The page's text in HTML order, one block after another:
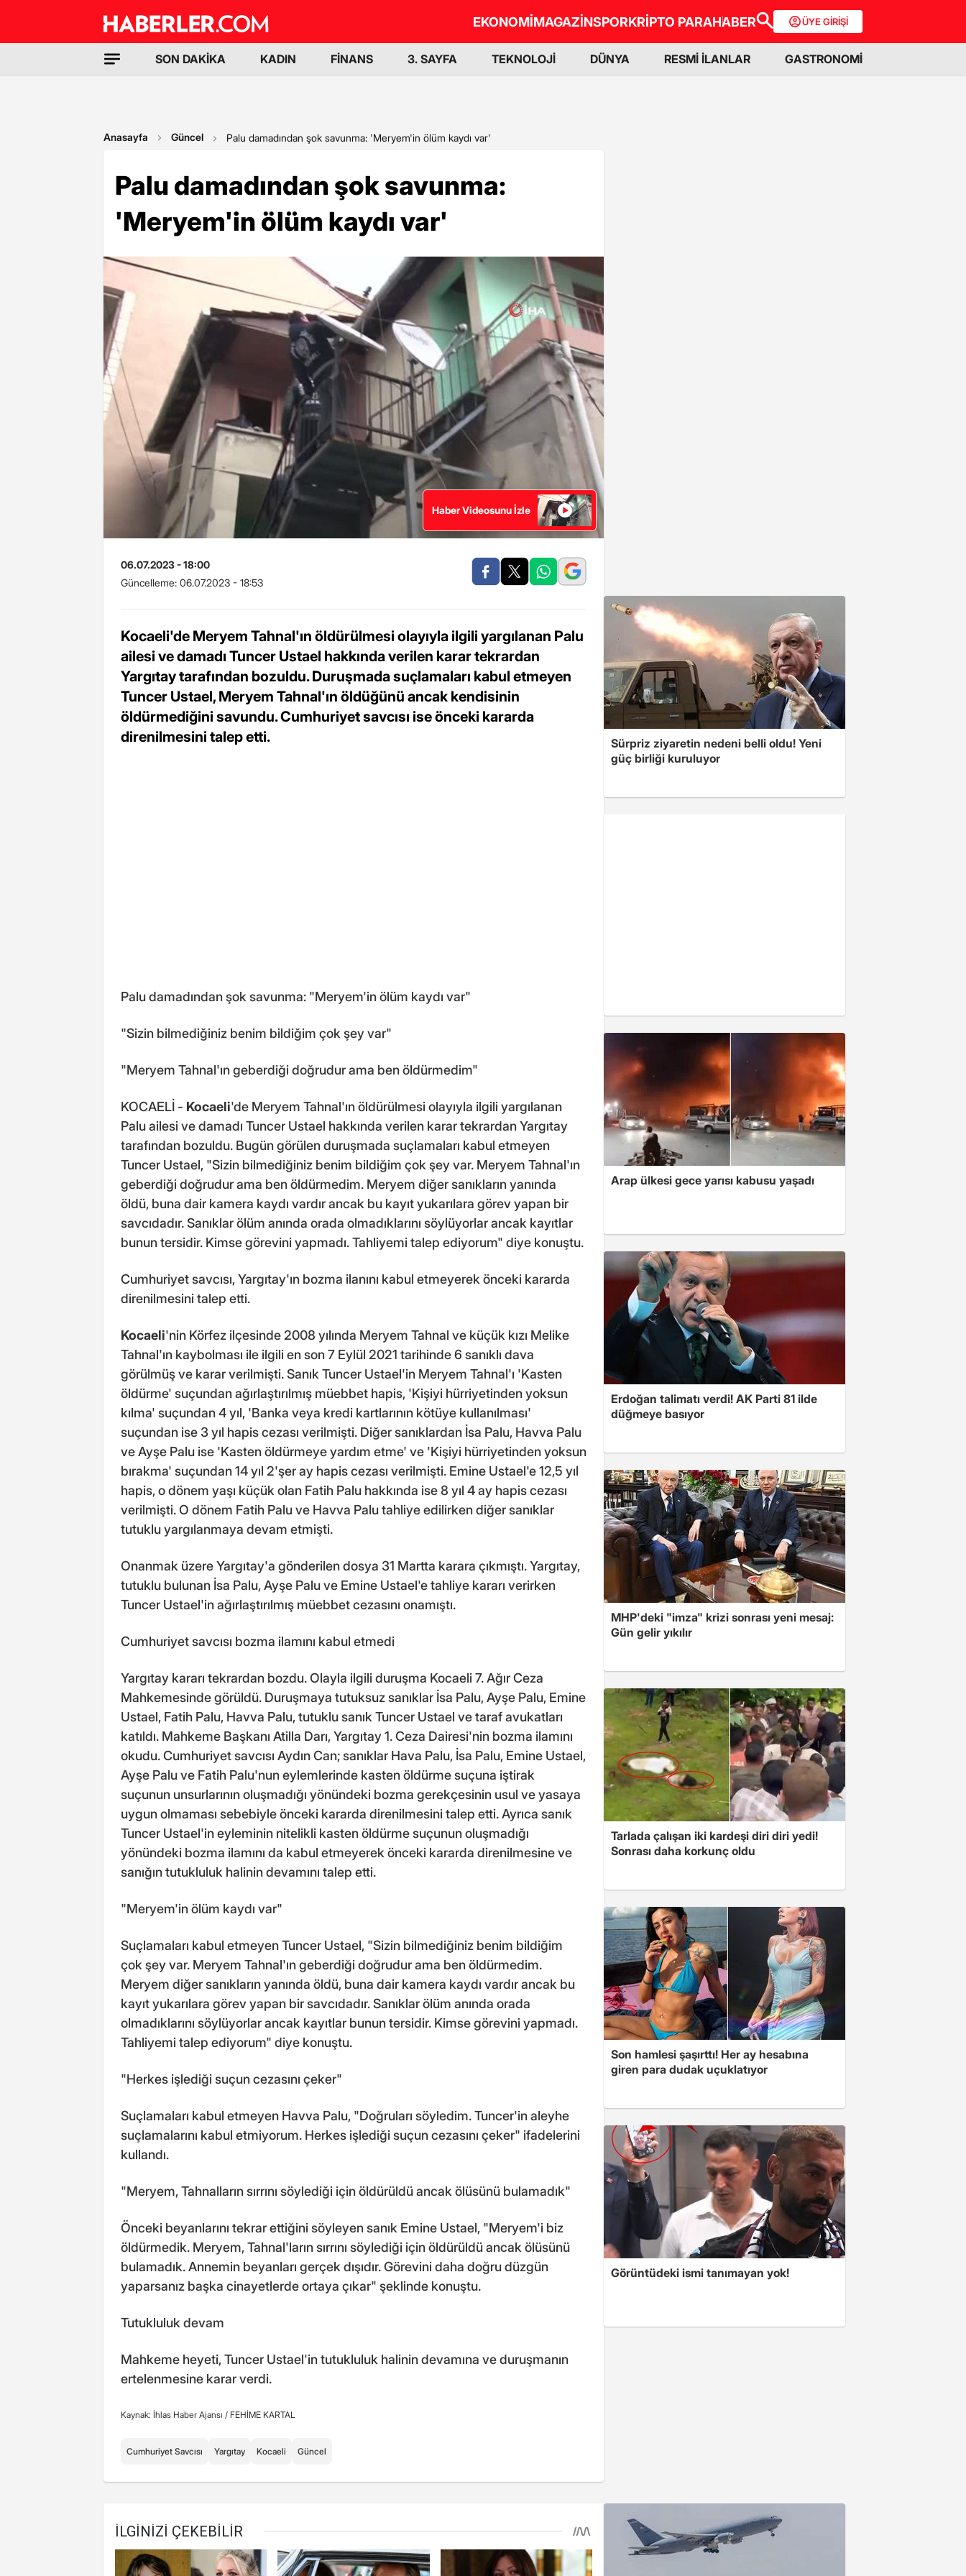
EKONOMİMAGAZİNSPORKRİPTO PARAHABER ÜYE GİRİŞİ
SON DAKİKA KADIN FİNANS 3. SAYFA TEKNOLOJİ DÜNYA RESMİ İLANLAR GASTRONOMİ
Anasayfa Güncel Palu damadından şok savunma: 'Meryem'in ölüm kaydı var'
Palu damadından şok savunma:
'Meryem'in ölüm kaydı var'
Haber Videosunu İzle
06.07.2023 - 18:00
Güncelleme: 06.07.2023 - 18:53
Kocaeli'de Meryem Tahnal'ın öldürülmesi olayıyla ilgili yargılanan Palu
ailesi ve damadı Tuncer Ustael hakkında verilen karar tekrardan
Yargıtay tarafından bozuldu. Duruşmada suçlamaları kabul etmeyen
Tuncer Ustael, Meryem Tahnal'ın öldüğünü ancak kendisinin
öldürmediğini savundu. Cumhuriyet savcısı ise önceki kararda
direnilmesini talep etti.
Palu damadından şok savunma: "Meryem'in ölüm kaydı var"
"Sizin bilmediğiniz benim bildiğim çok şey var"
"Meryem Tahnal'ın geberdiği doğrudur ama ben öldürmedim"
KOCAELİ - Kocaeli'de Meryem Tahnal'ın öldürülmesi olayıyla ilgili yargılanan
Palu ailesi ve damadı Tuncer Ustael hakkında verilen karar tekrardan Yargıtay
tarafından bozuldu. Bugün görülen duruşmada suçlamaları kabul etmeyen
Tuncer Ustael, "Sizin bilmediğiniz benim bildiğim çok şey var. Meryem Tahnal'ın
geberdiği doğrudur ama ben öldürmedim. Meryem diğer sanıkların yanında
öldü, buna dair kamera kaydı vardır ancak bu kayıt yukarılara görev yapan bir
savcıdadır. Sanıklar ölüm anında orada olmadıklarını söylüyorlar ancak kayıtlar
bunun tersidir. Kimse görevini yapmadı. Tahliyemi talep ediyorum" diye konuştu.
Cumhuriyet savcısı, Yargıtay'ın bozma ilanını kabul etmeyerek önceki kararda
direnilmesini talep etti.
Kocaeli'nin Körfez ilçesinde 2008 yılında Meryem Tahnal ve küçük kızı Melike
Tahnal'ın kaybolması ile ilgili en son 7 Eylül 2021 tarihinde 6 sanıklı dava
görülmüş ve karar verilmişti. Sanık Tuncer Ustael'in Meryem Tahnal'ı 'Kasten
öldürme' suçundan ağırlaştırılmış müebbet hapis, 'Kişiyi hürriyetinden yoksun
kılma' suçundan 4 yıl, 'Banka veya kredi kartlarının kötüye kullanılması'
suçundan ise 3 yıl hapis cezası verilmişti. Diğer sanıklardan İsa Palu, Havva Palu
ve Ayşe Palu ise 'Kasten öldürmeye yardım etme' ve 'Kişiyi hürriyetinden yoksun
bırakma' suçundan 14 yıl 2'şer ay hapis cezası verilmişti. Emine Ustael'e 12,5 yıl
hapis, o dönem yaşı küçük olan Fatih Palu hakkında ise 8 yıl 4 ay hapis cezası
verilmişti. O dönem Fatih Palu ve Havva Palu tahliye edilirken diğer sanıklar
tutuklu yargılanmaya devam etmişti.
Onanmak üzere Yargıtay'a gönderilen dosya 31 Martta karara çıkmıştı. Yargıtay,
tutuklu bulunan İsa Palu, Ayşe Palu ve Emine Ustael'e tahliye kararı verirken
Tuncer Ustael'in ağırlaştırılmış müebbet cezasını onamıştı.
Cumhuriyet savcısı bozma ilamını kabul etmedi
Yargıtay kararı tekrardan bozdu. Olayla ilgili duruşma Kocaeli 7. Ağır Ceza
Mahkemesinde görüldü. Duruşmaya tutuksuz sanıklar İsa Palu, Ayşe Palu, Emine
Ustael, Fatih Palu, Havva Palu, tutuklu sanık Tuncer Ustael ve taraf avukatları
katıldı. Mahkeme Başkanı Atilla Darı, Yargıtay 1. Ceza Dairesi'nin bozma ilamını
okudu. Cumhuriyet savcısı Aydın Can; sanıklar Hava Palu, İsa Palu, Emine Ustael,
Ayşe Palu ve Fatih Palu'nun eylemlerinde kasten öldürme suçuna iştirak
suçunun unsurlarının oluşmadığı yönündeki bozma gerekçesinin usul ve yasaya
uygun olmaması sebebiyle önceki kararda direnilmesini talep etti. Ayrıca sanık
Tuncer Ustael'in eyleminin nitelikli kasten öldürme suçunun oluşmadığı
yönündeki bozma ilamını da kabul etmeyerek önceki kararda direnilmesine ve
sanığın tutukluluk halinin devamını talep etti.
"Meryem'in ölüm kaydı var"
Suçlamaları kabul etmeyen Tuncer Ustael, "Sizin bilmediğiniz benim bildiğim
çok şey var. Meryem Tahnal'ın geberdiği doğrudur ama ben öldürmedim.
Meryem diğer sanıkların yanında öldü, buna dair kamera kaydı vardır ancak bu
kayıt yukarılara görev yapan bir savcıdadır. Sanıklar ölüm anında orada
olmadıklarını söylüyorlar ancak kayıtlar bunun tersidir. Kimse görevini yapmadı.
Tahliyemi talep ediyorum" diye konuştu.
"Herkes işlediği suçun cezasını çeker"
Suçlamaları kabul etmeyen Havva Palu, "Doğruları söyledim. Tuncer'in aleyhe
suçlamalarını kabul etmiyorum. Herkes işlediği suçun cezasını çeker" ifadelerini
kullandı.
"Meryem, Tahnalların sırrını söylediği için öldürüldü ancak ölüsünü bulamadık"
Önceki beyanlarını tekrar ettiğini söyleyen sanık Emine Ustael, "Meryem'i biz
öldürmedik. Meryem, Tahnal'ların sırrını söylediği için öldürüldü ancak ölüsünü
bulamadık. Annemin beyanları gerçek dışıdır. Görevini daha doğru düzgün
yaparsanız başka cinayetlerde ortaya çıkar" şeklinde konuştu.
Tutukluluk devam
Mahkeme heyeti, Tuncer Ustael'in tutukluluk halinin devamına ve duruşmanın
ertelenmesine karar verdi.
Kaynak: İhlas Haber Ajansı / FEHİME KARTAL
Cumhuriyet Savcısı Yargıtay Kocaeli Güncel
Sürpriz ziyaretin nedeni belli oldu! Yeni
güç birliği kuruluyor
Arap ülkesi gece yarısı kabusu yaşadı
Erdoğan talimatı verdi! AK Parti 81 ilde
düğmeye basıyor
MHP'deki "imza" krizi sonrası yeni mesaj:
Gün gelir yıkılır
Tarlada çalışan iki kardeşi diri diri yedi!
Sonrası daha korkunç oldu
Son hamlesi şaşırttı! Her ay hesabına
giren para dudak uçuklatıyor
Görüntüdeki ismi tanımayan yok!